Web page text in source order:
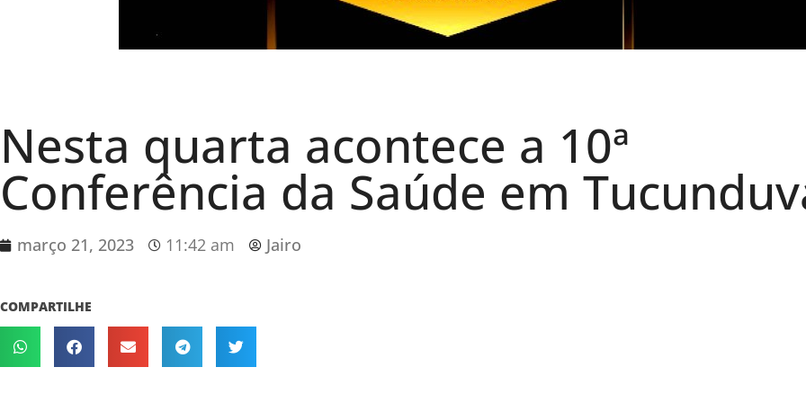
Nesta quarta acontece a 10ª
Conferência da Saúde em
março 21, 2023 11:42 am Jairo
COMPARTILHE